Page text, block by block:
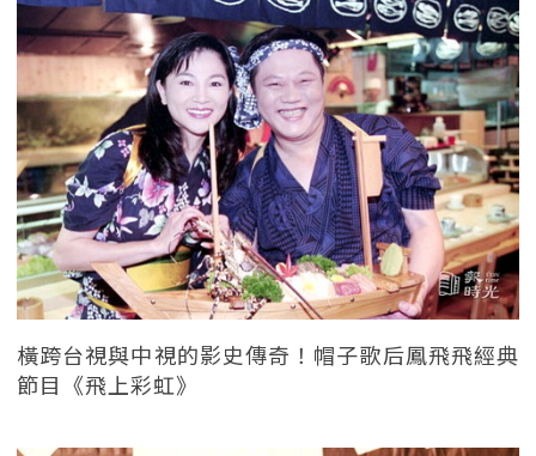
橫跨台視與中視的影史傳奇！帽子歌后鳳飛飛經典
節目《飛上彩虹》